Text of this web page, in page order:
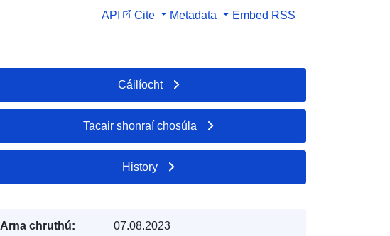
API Cite Metadata Embed RSS
Cáilíocht
Tacair shonraí chosúla
History
Arna chruthú: 07.08.2023